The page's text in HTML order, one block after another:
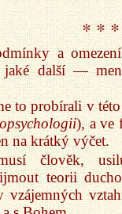
* * *
a
jaké další —
to probírali v
), a ve
na krátký výčet.
člověk,
teorii